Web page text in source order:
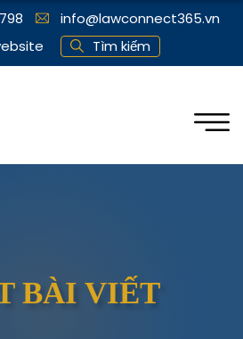
info@lawconnect365.vn
Tìm kiếm
BÀI VIẾT